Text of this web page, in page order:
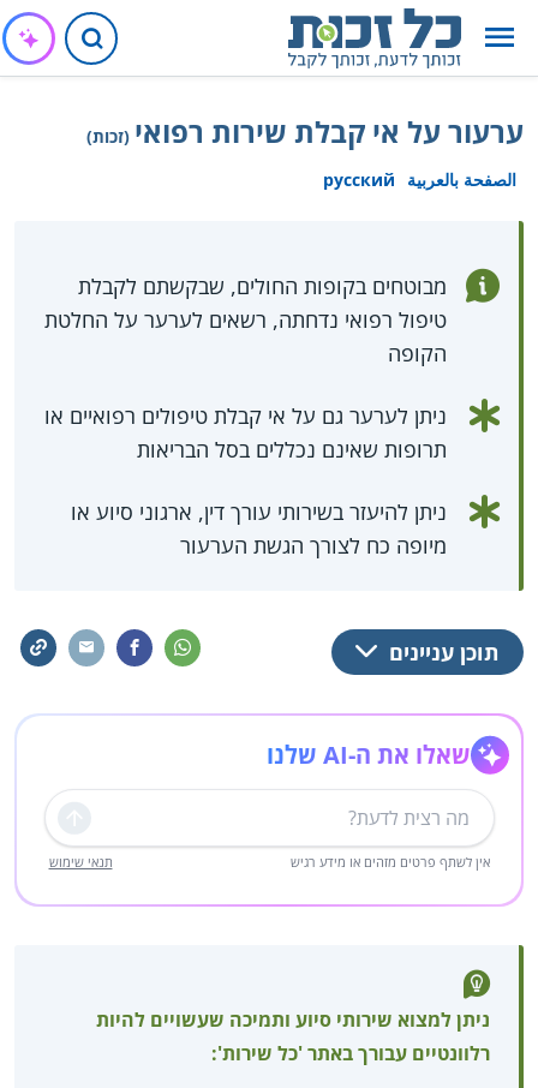
ערעור על אי קבלת שירות רפואי (זכות)
الصفحة بالعربية
русский
מבוטחים בקופות החולים, שבקשתם לקבלת
טיפול רפואי נדחתה, רשאים לערער על החלטת
הקופה
ניתן לערער גם על אי קבלת טיפולים רפואיים או
תרופות שאינם נכללים בסל הבריאות
ניתן להיעזר בשירותי עורך דין, ארגוני סיוע או
מיופה כח לצורך הגשת הערעור
תוכן עניינים
שאלו את ה-AI שלנו
שליחה
אין לשתף פרטים מזהים או מידע רגיש תנאי שימוש
ניתן למצוא שירותי סיוע ותמיכה שעשויים להיות
רלוונטיים עבורך באתר 'כל שירות':